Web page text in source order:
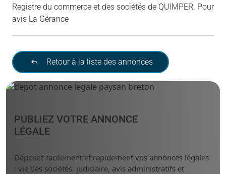
Registre du commerce et des sociétés de QUIMPER. Pour
avis La Gérance
Retour à la liste des annonces
PUBLIEZ VOTRE ANNONCE
LÉGALE
Déposez facilement et rapidement vos annonces légales
: vie des sociétés, judiciaire, avis administratifs et